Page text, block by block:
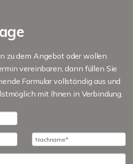
zu dem Angebot oder wollen
vereinbaren, dann füllen Sie
Formular vollständig aus und
mit Ihnen in Verbindung.